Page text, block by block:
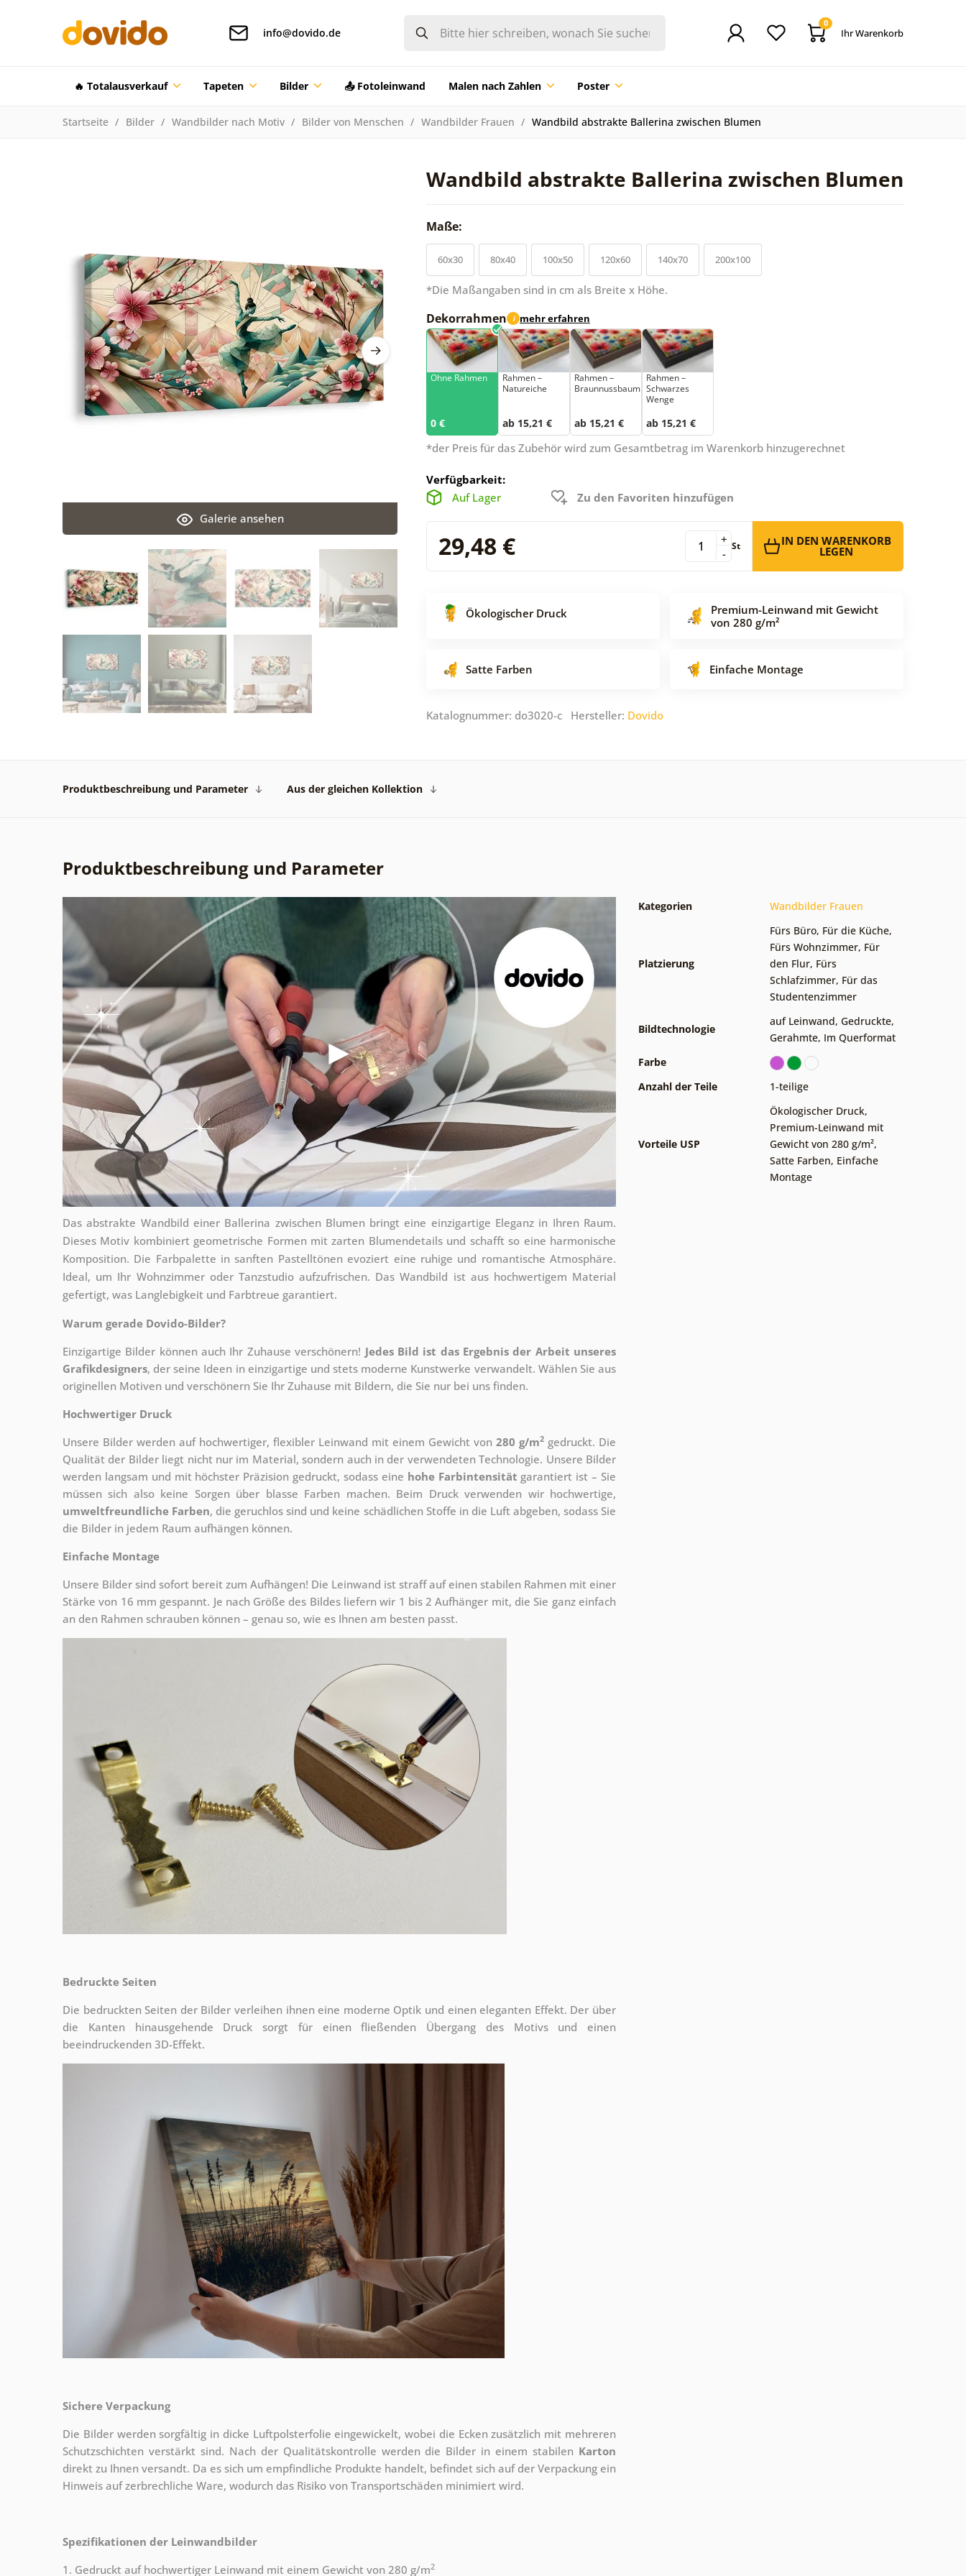
info@dovido.de
0
Ihr Warenkorb
🔥 Totalausverkauf Tapeten Bilder 📤 Fotoleinwand Malen nach Zahlen Poster
Startseite Bilder Wandbilder nach Motiv Bilder von Menschen Wandbilder Frauen Wandbild abstrakte Ballerina zwischen Blumen
Wandbild abstrakte Ballerina zwischen Blumen
Galerie ansehen
Maße:
60x30 80x40 100x50 120x60 140x70 200x100
*Die Maßangaben sind in cm als Breite x Höhe.
Dekorrahmen i mehr erfahren
Ohne Rahmen
0 €
Rahmen –
Natureiche
ab 15,21 €
Rahmen –
Braunnussbaum
ab 15,21 €
Rahmen –
Schwarzes
Wenge
ab 15,21 €
*der Preis für das Zubehör wird zum Gesamtbetrag im Warenkorb hinzugerechnet
Verfügbarkeit:
Auf Lager
Zu den Favoriten hinzufügen
29,48 € -
+ St IN DEN WARENKORB
LEGEN
Ökologischer Druck
Premium-Leinwand mit Gewicht
von 280 g/m²
Satte Farben Einfache Montage
Katalognummer: do3020-c Hersteller: Dovido
Produktbeschreibung und Parameter Aus der gleichen Kollektion
Produktbeschreibung und Parameter
Das abstrakte Wandbild einer Ballerina zwischen Blumen bringt eine einzigartige Eleganz in Ihren Raum.
Dieses Motiv kombiniert geometrische Formen mit zarten Blumendetails und schafft so eine harmonische
Komposition. Die Farbpalette in sanften Pastelltönen evoziert eine ruhige und romantische Atmosphäre.
Ideal, um Ihr Wohnzimmer oder Tanzstudio aufzufrischen. Das Wandbild ist aus hochwertigem Material
gefertigt, was Langlebigkeit und Farbtreue garantiert.
Warum gerade Dovido-Bilder?
Einzigartige Bilder können auch Ihr Zuhause verschönern! Jedes Bild ist das Ergebnis der Arbeit unseres
Grafikdesigners, der seine Ideen in einzigartige und stets moderne Kunstwerke verwandelt. Wählen Sie aus
originellen Motiven und verschönern Sie Ihr Zuhause mit Bildern, die Sie nur bei uns finden.
Hochwertiger Druck
Unsere Bilder werden auf hochwertiger, flexibler Leinwand mit einem Gewicht von 280 g/m2 gedruckt. Die
Qualität der Bilder liegt nicht nur im Material, sondern auch in der verwendeten Technologie. Unsere Bilder
werden langsam und mit höchster Präzision gedruckt, sodass eine hohe Farbintensität garantiert ist – Sie
müssen sich also keine Sorgen über blasse Farben machen. Beim Druck verwenden wir hochwertige,
umweltfreundliche Farben, die geruchlos sind und keine schädlichen Stoffe in die Luft abgeben, sodass Sie
die Bilder in jedem Raum aufhängen können.
Einfache Montage
Unsere Bilder sind sofort bereit zum Aufhängen! Die Leinwand ist straff auf einen stabilen Rahmen mit einer
Stärke von 16 mm gespannt. Je nach Größe des Bildes liefern wir 1 bis 2 Aufhänger mit, die Sie ganz einfach
an den Rahmen schrauben können – genau so, wie es Ihnen am besten passt.
Bedruckte Seiten
Die bedruckten Seiten der Bilder verleihen ihnen eine moderne Optik und einen eleganten Effekt. Der über
die Kanten hinausgehende Druck sorgt für einen fließenden Übergang des Motivs und einen
beeindruckenden 3D-Effekt.
Sichere Verpackung
Die Bilder werden sorgfältig in dicke Luftpolsterfolie eingewickelt, wobei die Ecken zusätzlich mit mehreren
Schutzschichten verstärkt sind. Nach der Qualitätskontrolle werden die Bilder in einem stabilen Karton
direkt zu Ihnen versandt. Da es sich um empfindliche Produkte handelt, befindet sich auf der Verpackung ein
Hinweis auf zerbrechliche Ware, wodurch das Risiko von Transportschäden minimiert wird.
Spezifikationen der Leinwandbilder
1. Gedruckt auf hochwertiger Leinwand mit einem Gewicht von 280 g/m2
Kategorien Wandbilder Frauen
Platzierung
Fürs Büro, Für die Küche,
Fürs Wohnzimmer, Für
den Flur, Fürs
Schlafzimmer, Für das
Studentenzimmer
Bildtechnologie
auf Leinwand, Gedruckte,
Gerahmte, Im Querformat
Farbe
Anzahl der Teile
1-teilige
Vorteile USP
Ökologischer Druck,
Premium-Leinwand mit
Gewicht von 280 g/m²,
Satte Farben, Einfache
Montage